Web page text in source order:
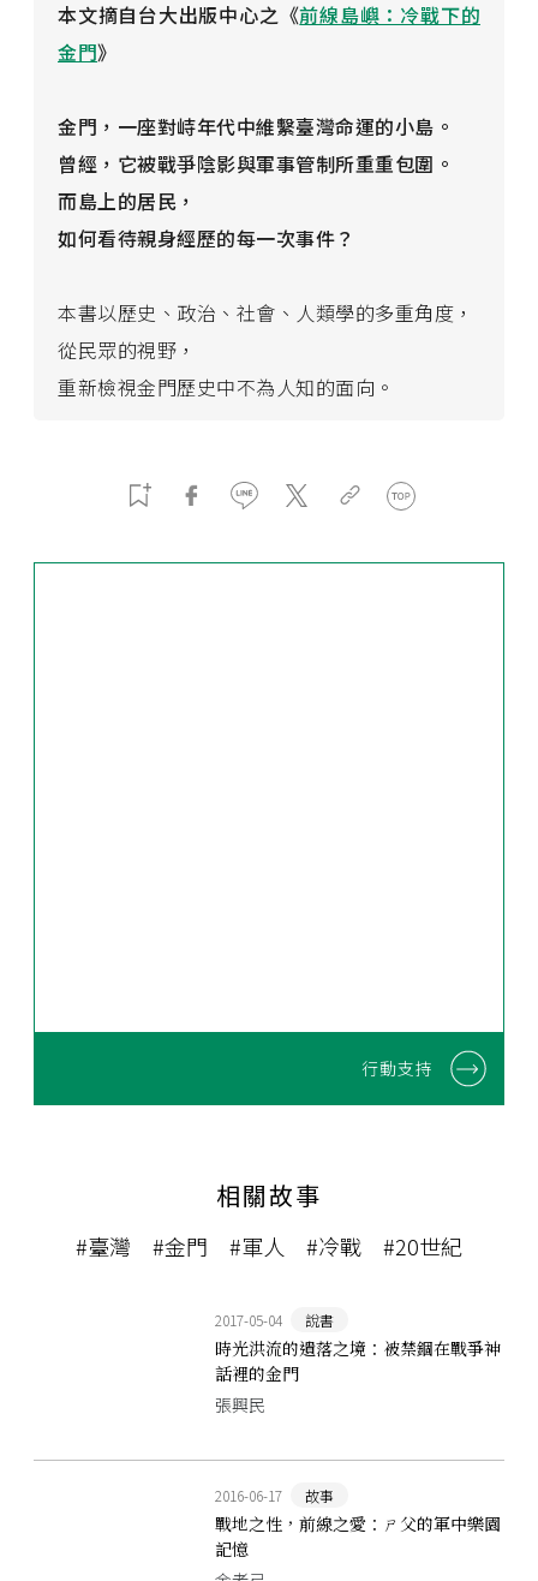
本文摘自台大出版中心之《前線島嶼：冷戰下的
金門》
金門， 一座對峙年代中維繫臺灣命運的小島。
曾經， 它被戰爭陰影與軍事管制所重重包圍。
而島上的居民，
如何看待親身經歷的每一次事件？
本書以歷史、政治、社會、人類學的多重角度，
從民眾的視野，
重新檢視金門歷史中不為人知的面向。
行動支持
相關故事
#臺灣 #金門 #軍人 #冷戰 #20世紀
2017-05-04 說書
時光洪流的遺落之境：被禁錮在戰爭神
話裡的金門
張興民
2016-06-17 故事
戰地之性，前線之愛：ㄕ父的軍中樂園
記憶